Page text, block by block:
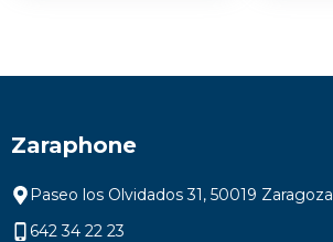
Zaraphone
Paseo los Olvidados 31, 50019 Zaragoza
642 34 22 23